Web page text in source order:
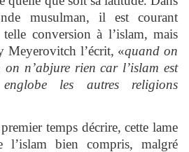
musulman, il est courant
conversion à l’islam, mais
Meyerovitch l’écrit, «quand on
on n’abjure rien car l’islam est
les autres religions
temps décrire, cette lame
bien compris, malgré